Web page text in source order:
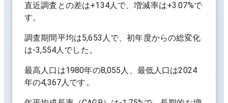
直近調査との差は+134人で、増減率は+3.07%で
す。
調査期間平均は5,653人で、初年度からの総変化
は-3,554人でした。
最高人口は1980年の8,055人 、最低人口は2024
年の4,367人です。